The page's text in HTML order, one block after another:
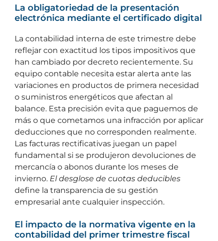
La obligatoriedad de la presentación
electrónica mediante el certificado digital
La contabilidad interna de este trimestre debe
reflejar con exactitud los tipos impositivos que
han cambiado por decreto recientemente. Su
equipo contable necesita estar alerta ante las
variaciones en productos de primera necesidad
o suministros energéticos que afectan al
balance. Esta precisión evita que paguemos de
más o que cometamos una infracción por aplicar
deducciones que no corresponden realmente.
Las facturas rectificativas juegan un papel
fundamental si se produjeron devoluciones de
mercancía o abonos durante los meses de
invierno. El desglose de cuotas deducibles
define la transparencia de su gestión
empresarial ante cualquier inspección.
El impacto de la normativa vigente en la
contabilidad del primer trimestre fiscal